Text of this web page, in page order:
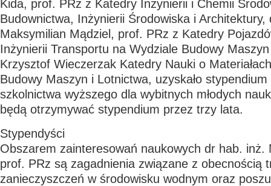
Kida, prof. PRz z Katedry Inżynierii i Chemii
Budownictwa, Inżynierii Środowiska i Architektury,
Maksymilian Mądziel, prof. PRz z Katedry
Inżynierii Transportu na Wydziale Budowy
Krzysztof Wieczerzak Katedry Nauki o
Budowy Maszyn i Lotnictwa, uzyskało
szkolnictwa wyższego dla wybitnych młodych
będą otrzymywać stypendium przez trzy lata.
Stypendyści
Obszarem zainteresowań naukowych dr hab. inż.
prof. PRz są zagadnienia związane z obecnością
zanieczyszczeń w środowisku wodnym oraz